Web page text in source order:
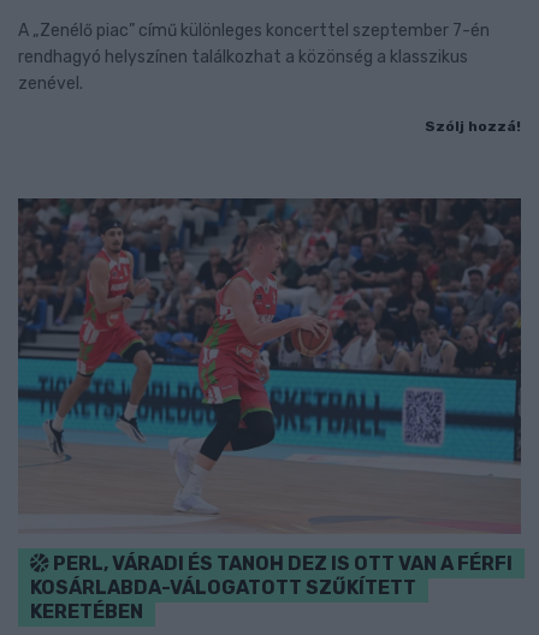
A „Zenélő piac” című különleges koncerttel szeptember 7-én
rendhagyó helyszínen találkozhat a közönség a klasszikus
zenével.
Szólj hozzá!
PERL, VÁRADI ÉS TANOH DEZ IS OTT VAN A FÉRFI
KOSÁRLABDA-VÁLOGATOTT SZŰKÍTETT
KERETÉBEN